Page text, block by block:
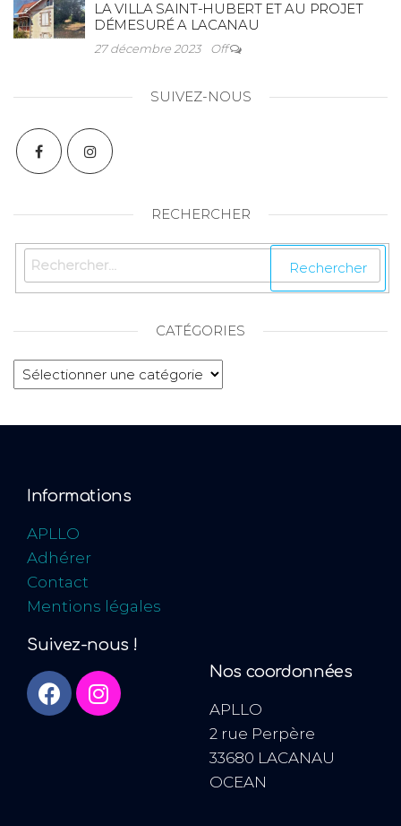
LA VILLA SAINT-HUBERT ET AU PROJET
DÉMESURÉ A LACANAU
27 décembre 2023 Off
SUIVEZ-NOUS
RECHERCHER
CATÉGORIES
Informations
APLLO
Adhérer
Contact
Mentions légales
Suivez-nous !
Nos coordonnées
APLLO
2 rue Perpère
33680 LACANAU
OCEAN